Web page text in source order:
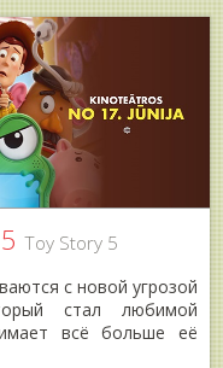
Toy Story 5
с новой угрозой
стал любимой
всё больше её